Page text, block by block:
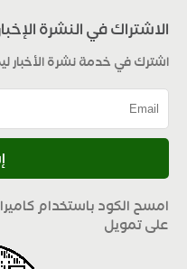
الاشتراك في النشرة
اشترك في خدمة نشرة الأخبار
امسح الكود باستخدام
على تمويل